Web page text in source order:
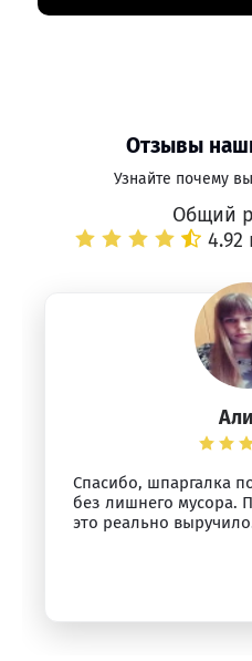
Отзывы
Узнайте почему
Общий
4.92
Спасибо, шпаргалка
без лишнего мусора.
это реально